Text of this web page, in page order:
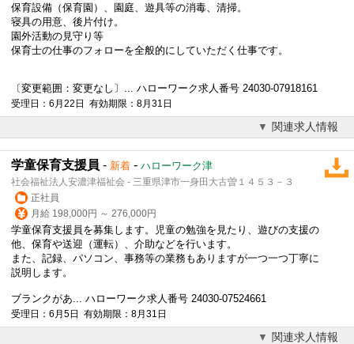
保育設備（保育園）、園庭、遊具等の消毒、清掃。
寝具の用意、後片付け。
園外活動の見守り等
保育士の仕事のフォローを全般的にしていただく仕事です。
〔変更範囲：変更なし〕... ハローワーク求人番号 24030-07918161
受理日：6月22日 有効期限：8月31日
関連求人情報
学童保育支援員 - 新着 - ハローワーク津
社会福祉法人安濃津福祉会 - 三重県津市一身田大古曽１４５３－３
正社員
月給 198,000円 ～ 276,000円
学童保育支援 員を募集します。児童の勉強を見たり、遊びの支援の
他、保育や送迎（運転）、介助などを行います。
また、記録、パソコン、事務等の業務もありますが一つ一つ丁寧に
説明します。
ブランクがあ... ハローワーク求人番号 24030-07524661
受理日：6月5日 有効期限：8月31日
関連求人情報